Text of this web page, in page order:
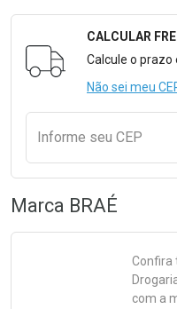
Formulário para
CALCULAR
Calcule o prazo
Não sei meu
Informe seu CEP
Marca BRAÉ
Confira
com a